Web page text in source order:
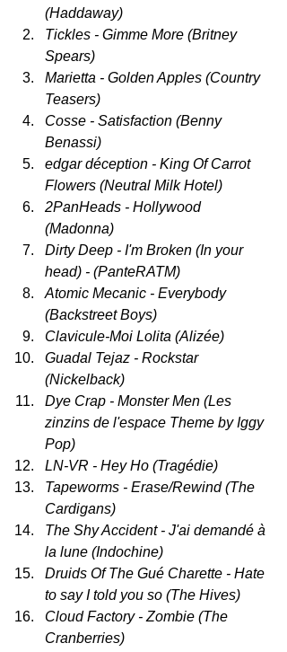
(Haddaway)
Tickles - Gimme More (Britney
Spears)
Marietta - Golden Apples (Country
Teasers)
Cosse - Satisfaction (Benny
Benassi)
edgar déception - King Of Carrot
Flowers (Neutral Milk Hotel)
2PanHeads - Hollywood
(Madonna)
Dirty Deep - I'm Broken (In your
head) - (PanteRATM)
Atomic Mecanic - Everybody
(Backstreet Boys)
Clavicule-Moi Lolita (Alizée)
Guadal Tejaz - Rockstar
(Nickelback)
Dye Crap - Monster Men (Les
zinzins de l'espace Theme by Iggy
Pop)
LN-VR - Hey Ho (Tragédie)
Tapeworms - Erase/Rewind (The
Cardigans)
The Shy Accident - J'ai demandé à
la lune (Indochine)
Druids Of The Gué Charette - Hate
to say I told you so (The Hives)
Cloud Factory - Zombie (The
Cranberries)